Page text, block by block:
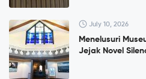
July 10, 2026
Menelusuri
Jejak Novel